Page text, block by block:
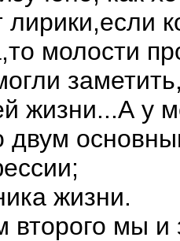
лирики,если
молости
жизни...А у
двум
жизни.
второго мы